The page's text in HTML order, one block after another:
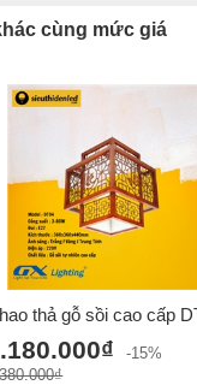
cùng mức giá
thả gỗ sồi cao cấp
-15%